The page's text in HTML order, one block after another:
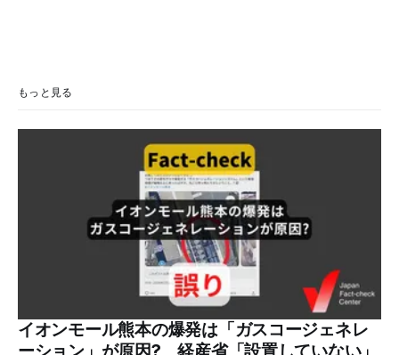
もっと見る
イオンモール熊本の爆発は「ガスコージェネレ